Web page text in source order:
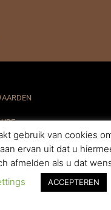
gebruik van cookies
ervan uit dat u
afmelden als u dat
ACCEPTEREN